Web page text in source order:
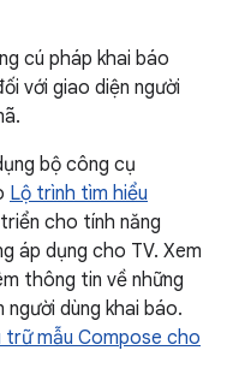
cú pháp khai báo
với giao diện người
bộ công cụ
Lộ trình tìm hiểu
cho tính năng
áp dụng cho TV. Xem
thông tin về những
người dùng khai báo.
trữ mẫu Compose cho